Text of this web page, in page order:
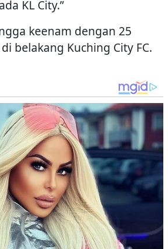
KL City.”
keenam dengan 25
belakang Kuching City FC.